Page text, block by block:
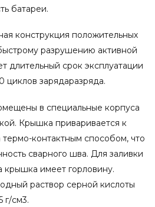
батареи.
конструкция положительных
разрушению активной
длительный срок эксплуатации
циклов зарядаразряда.
в специальные корпуса
Крышка приваривается к
контактным способом, что
сварного шва. Для заливки
крышка имеет горловину.
раствор серной кислоты
г/см3.